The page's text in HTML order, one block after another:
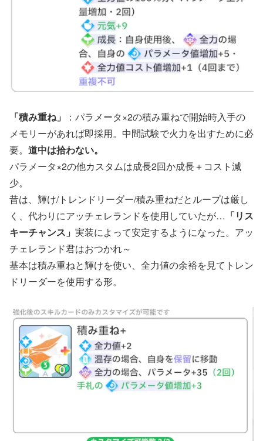
「積み重ね」
：パラメータ×2の積み重ねで開始時入手の
メモリーがあれば即採用。中間試験で火力を出すために必
要。 道中は拾わない。
パラメータ×2の他カスタムは成長2回か成長＋コスト減
少。
昔は、輝け/トレンドリーダー/積み重ねだとループは厳し
く、代わりにアッチェレランドを使用していたが… 「リス
キーチャンス」 実装によって安定するようになった。アッ
チェレランド君はおつかれ～
基本は積み重ねと輝けを使い、全力値の余裕を見てトレン
ドリーダーを使用する形。